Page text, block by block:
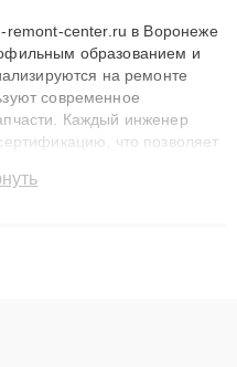
remont-center.ru в Воронеже
образованием и
на ремонте
современное
Каждый инженер
что позволяет
3 лет. Наши мастера